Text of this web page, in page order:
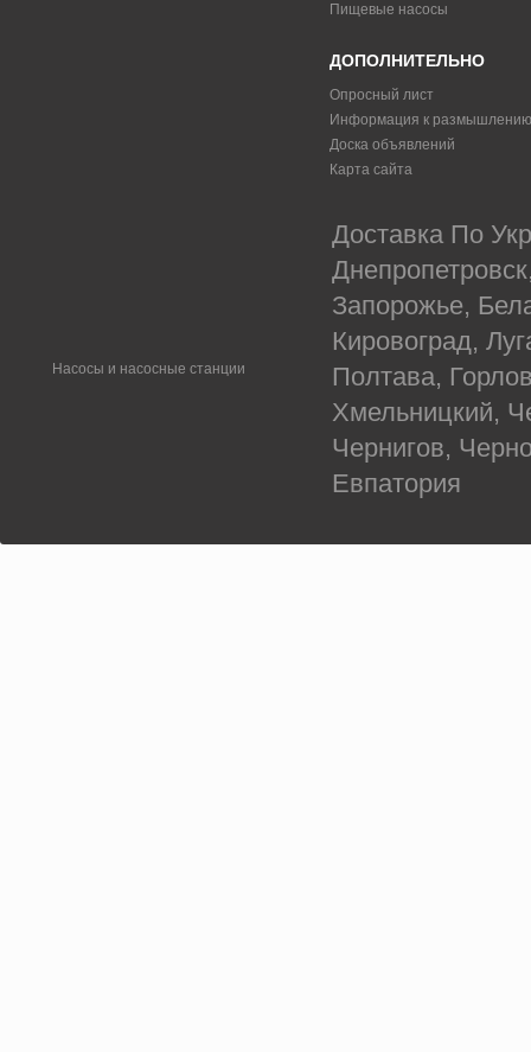
Пищевые насосы
ДОПОЛНИТЕЛЬНО
Опросный лист
Информация к размышлению
Доска объявлений
Карта сайта
Насосы и насосные станции
Доставка По
Запорожье,
Кировоград,
Полтава,
Хмельницкий,
Чернигов,
Евпатория